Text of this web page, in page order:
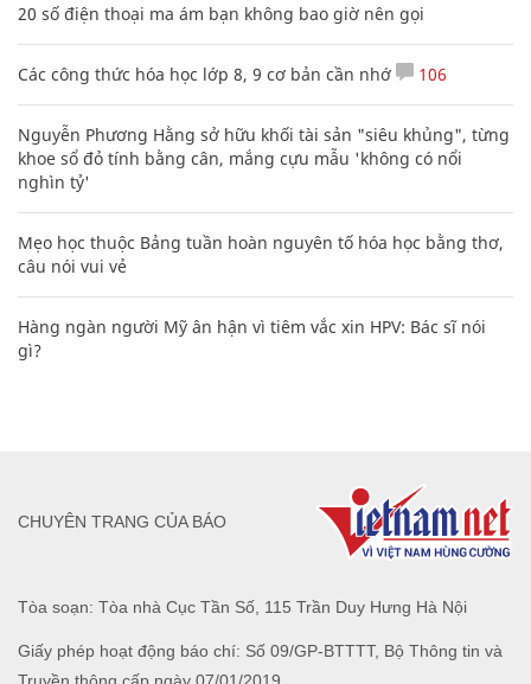
20 số điện thoại ma ám bạn không bao giờ nên gọi
Các công thức hóa học lớp 8, 9 cơ bản cần nhớ 106
Nguyễn Phương Hằng sở hữu khối tài sản "siêu khủng", từng
khoe sổ đỏ tính bằng cân, mắng cựu mẫu 'không có nổi
nghìn tỷ'
Mẹo học thuộc Bảng tuần hoàn nguyên tố hóa học bằng thơ,
câu nói vui vẻ
Hàng ngàn người Mỹ ân hận vì tiêm vắc xin HPV: Bác sĩ nói
gì?
Tòa soạn: Tòa nhà Cục Tần Số, 115 Trần Duy Hưng Hà Nội
Giấy phép hoạt động báo chí: Số 09/GP-BTTTT, Bộ Thông tin và
CHUYÊN TRANG CỦA BÁO